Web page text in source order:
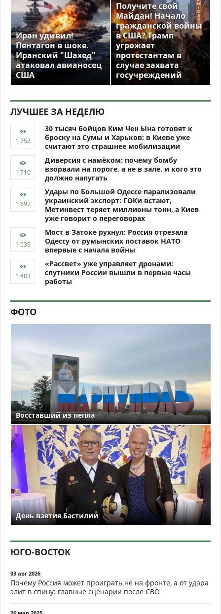
Иран удивил!
Пентагон в шоке.
Иранский "Шахед"
атаковал авианосец
США
Получите свой
Майдан! Начало
гражданской войны
в США? Трамп
угрожает
протестантам в
случае захвата
госучреждений
ЛУЧШЕЕ ЗА НЕДЕЛЮ
30 тысяч бойцов Ким Чен Ына готовят к
броску на Сумы и Харьков: в Киеве уже
считают это страшнее мобилизации
Диверсия с намёком: почему бомбу
взорвали на пороге, а не в зале, и кого это
должно напугать
Удары по Большой Одессе парализовали
украинский экспорт: ГОКи встают,
Метинвест теряет миллионы тонн, а Киев
уже говорит о переговорах
Мост в Затоке рухнул: Россия отрезала
Одессу от румынских поставок НАТО
впервые с начала войны
«Рассвет» уже управляет дронами:
спутники России вышли в первые часы
работы
ФОТО
Восставший из пепла
День взятия Бастилии
ЮГО-ВОСТОК
03 авг 2026
Почему Россия может проиграть не на фронте, а от удара
элит в спину: главные сценарии после СВО